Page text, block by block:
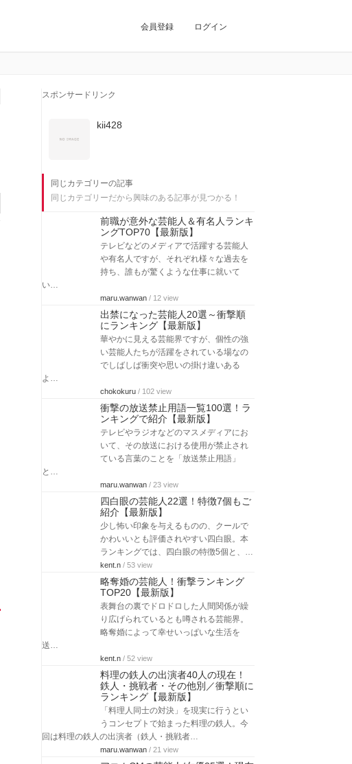
会員登録 ログイン
スポンサードリンク
kii428
同じカテゴリーの記事
同じカテゴリーだから興味のある記事が見つかる！
前職が意外な芸能人＆有名人ランキ
ングTOP70【最新版】
テレビなどのメディアで活躍する芸能人
や有名人ですが、それぞれ様々な過去を
持ち、誰もが驚くような仕事に就いて
い…
maru.wanwan / 12 view
出禁になった芸能人20選～衝撃順
にランキング【最新版】
華やかに見える芸能界ですが、個性の強
い芸能人たちが活躍をされている場なの
でしばしば衝突や思いの掛け違いある
よ…
chokokuru / 102 view
衝撃の放送禁止用語一覧100選！ラ
ンキングで紹介【最新版】
テレビやラジオなどのマスメディアにお
いて、その放送における使用が禁止され
ている言葉のことを「放送禁止用語」
と…
maru.wanwan / 23 view
四白眼の芸能人22選！特徴7個もご
紹介【最新版】
少し怖い印象を与えるものの、クールで
かわいいとも評価されやすい四白眼。本
ランキングでは、四白眼の特徴5個と、…
kent.n / 53 view
略奪婚の芸能人！衝撃ランキング
TOP20【最新版】
表舞台の裏でドロドロした人間関係が繰
り広げられているとも噂される芸能界。
略奪婚によって幸せいっぱいな生活を
送…
kent.n / 52 view
料理の鉄人の出演者40人の現在！
鉄人・挑戦者・その他別／衝撃順に
ランキング【最新版】
「料理人同士の対決」を現実に行うとい
うコンセプトで始まった料理の鉄人。今
回は料理の鉄人の出演者（鉄人・挑戦者…
maru.wanwan / 21 view